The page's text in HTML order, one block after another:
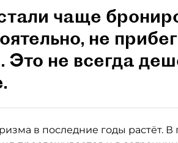
чаще
не
Это не всегда
в последние годы растёт. В